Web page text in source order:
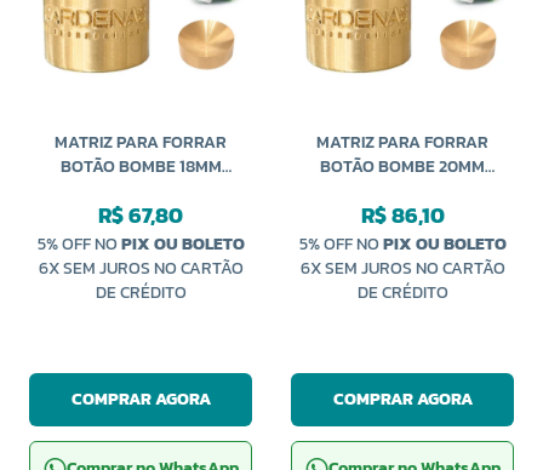
MATRIZ PARA FORRAR
BOTÃO BOMBE 18MM
R$ 67,80
5% OFF NOPIX OU BOLETO
6X SEM JUROS NO CARTÃO
DE CRÉDITO
COMPRAR AGORA
MATRIZ PARA FORRAR
BOTÃO BOMBE 20MM
R$ 86,10
5% OFF NOPIX OU BOLETO
6X SEM JUROS NO CARTÃO
DE CRÉDITO
COMPRAR AGORA